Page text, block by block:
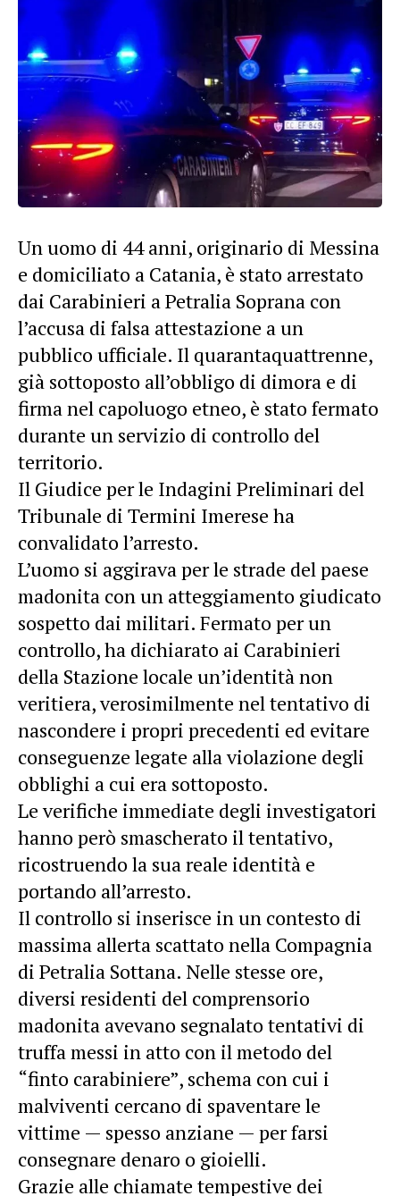
Un uomo di 44 anni, originario di Messina
e domiciliato a Catania, è stato arrestato
dai Carabinieri a Petralia Soprana con
l’accusa di falsa attestazione a un
pubblico ufficiale. Il quarantaquattrenne,
già sottoposto all’obbligo di dimora e di
firma nel capoluogo etneo, è stato fermato
durante un servizio di controllo del
territorio.
Il Giudice per le Indagini Preliminari del
Tribunale di Termini Imerese ha
convalidato l’arresto.
L’uomo si aggirava per le strade del paese
madonita con un atteggiamento giudicato
sospetto dai militari. Fermato per un
controllo, ha dichiarato ai Carabinieri
della Stazione locale un’identità non
veritiera, verosimilmente nel tentativo di
nascondere i propri precedenti ed evitare
conseguenze legate alla violazione degli
obblighi a cui era sottoposto.
Le verifiche immediate degli investigatori
hanno però smascherato il tentativo,
ricostruendo la sua reale identità e
portando all’arresto.
Il controllo si inserisce in un contesto di
massima allerta scattato nella Compagnia
di Petralia Sottana. Nelle stesse ore,
diversi residenti del comprensorio
madonita avevano segnalato tentativi di
truffa messi in atto con il metodo del
“finto carabiniere”, schema con cui i
malviventi cercano di spaventare le
vittime — spesso anziane — per farsi
consegnare denaro o gioielli.
Grazie alle chiamate tempestive dei